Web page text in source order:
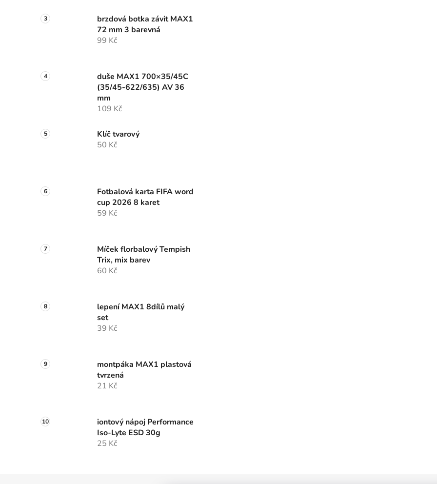
brzdová botka závit MAX1
72 mm 3 barevná
99 Kč
duše MAX1 700×35/45C
(35/45-622/635) AV 36
mm
109 Kč
Klíč tvarový
50 Kč
Fotbalová karta FIFA word
cup 2026 8 karet
59 Kč
Míček florbalový Tempish
Trix, mix barev
60 Kč
lepení MAX1 8dílů malý
set
39 Kč
montpáka MAX1 plastová
tvrzená
21 Kč
iontový nápoj Performance
Iso-Lyte ESD 30g
25 Kč